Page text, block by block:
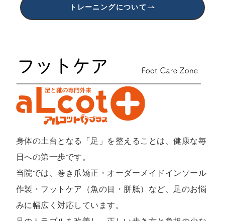
トレーニングについて
身体の土台となる「足」を整えることは、健康な毎
日への第一歩です。
当院では、巻き爪矯正・オーダーメイドインソール
作製・フットケア（魚の目・胼胝）など、足のお悩
みに幅広く対応しています。